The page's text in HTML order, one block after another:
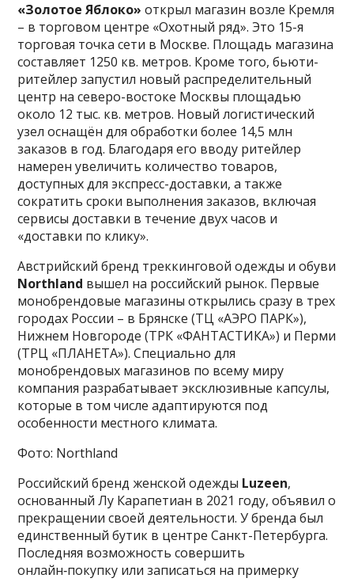
«Золотое Яблоко» открыл магазин возле Кремля
– в торговом центре «Охотный ряд». Это 15-я
торговая точка сети в Москве. Площадь магазина
составляет 1250 кв. метров. Кроме того, бьюти-
ритейлер запустил новый распределительный
центр на северо-востоке Москвы площадью
около 12 тыс. кв. метров. Новый логистический
узел оснащён для обработки более 14,5 млн
заказов в год. Благодаря его вводу ритейлер
намерен увеличить количество товаров,
доступных для экспресс-доставки, а также
сократить сроки выполнения заказов, включая
сервисы доставки в течение двух часов и
«доставки по клику».
Австрийский бренд треккинговой одежды и обуви
Northland вышел на российский рынок. Первые
монобрендовые магазины открылись сразу в трех
городах России – в Брянске (ТЦ «АЭРО ПАРК»),
Нижнем Новгороде (ТРК «ФАНТАСТИКА») и Перми
(ТРЦ «ПЛАНЕТА»). Специально для
монобрендовых магазинов по всему миру
компания разрабатывает эксклюзивные капсулы,
которые в том числе адаптируются под
особенности местного климата.
Фото: Northland
Российский бренд женской одежды Luzeen,
основанный Лу Карапетиан в 2021 году, объявил о
прекращении своей деятельности. У бренда был
единственный бутик в центре Санкт-Петербурга.
Последняя возможность совершить
онлайн‑покупку или записаться на примерку